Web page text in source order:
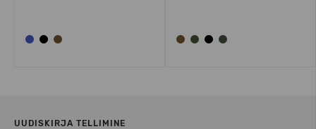
UUDISKIRJA TELLIMINE